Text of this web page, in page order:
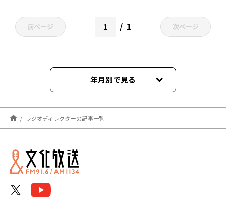
前ページ 1 次ページ
年月別で見る
2025年11月
2024年08月
2024年05月
ラジオディレクターの記事一覧